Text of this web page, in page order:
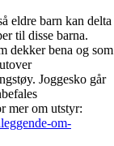
eldre barn kan
til disse barna.
dekker bena og som
Joggesko går
mer om utstyr:
om-